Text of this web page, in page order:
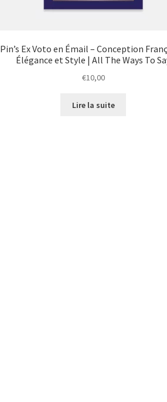
Pin’s Ex Voto en Émail – Conception
Élégance et Style | All The Ways To
€10,00
Lire la suite